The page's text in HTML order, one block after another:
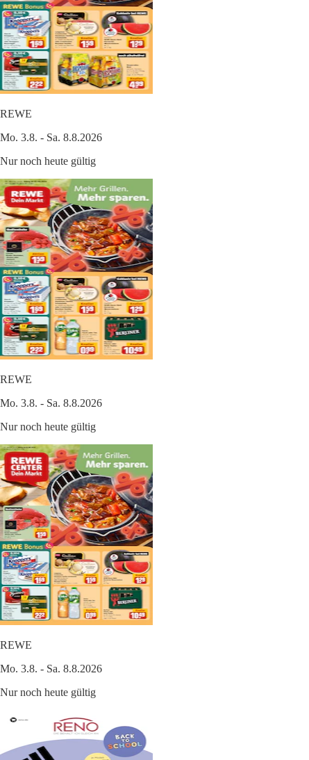
REWE
Mo. 3.8. - Sa. 8.8.2026
Nur noch heute gültig
REWE
Mo. 3.8. - Sa. 8.8.2026
Nur noch heute gültig
REWE
Mo. 3.8. - Sa. 8.8.2026
Nur noch heute gültig